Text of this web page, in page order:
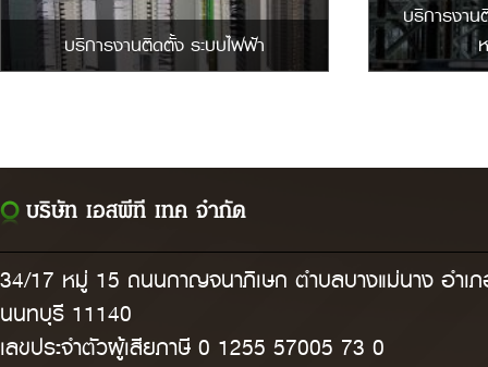
บริการงานติดตั้ง ระบบไฟฟ้า
บริการงาน
บริษัท เอสพีที เทค จำกัด
34/17 หมู่ 15 ถนนกาญจนาภิเษก ตำบลบางแม่นาง อำเ
นนทบุรี 11140
เลขประจำตัวผู้เสียภาษี 0 1255 57005 73 0